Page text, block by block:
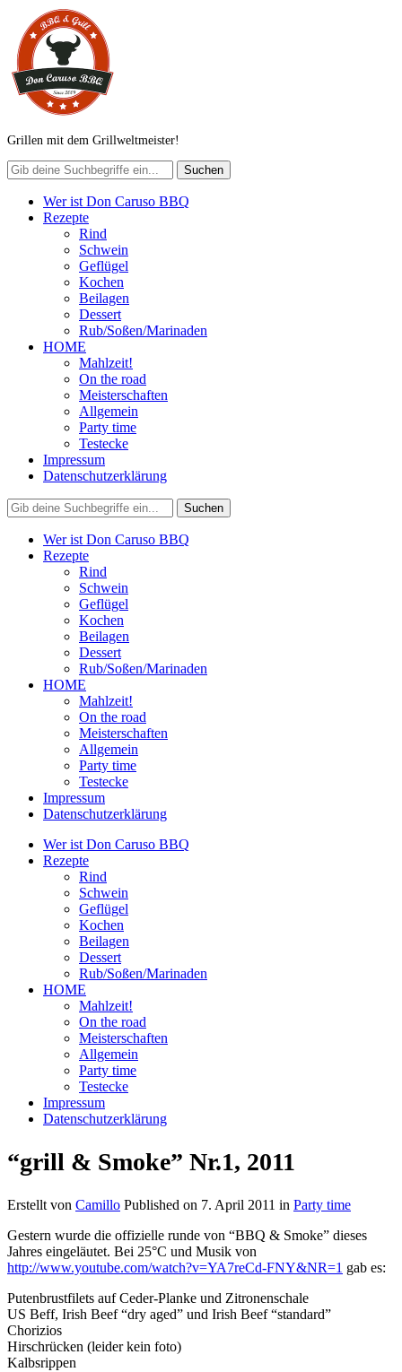
Grillen mit dem Grillweltmeister!
Wer ist Don Caruso BBQ
Rezepte
Rind
Schwein
Geflügel
Kochen
Beilagen
Dessert
Rub/Soßen/Marinaden
HOME
Mahlzeit!
On the road
Meisterschaften
Allgemein
Party time
Testecke
Impressum
Datenschutzerklärung
Wer ist Don Caruso BBQ
Rezepte
Rind
Schwein
Geflügel
Kochen
Beilagen
Dessert
Rub/Soßen/Marinaden
HOME
Mahlzeit!
On the road
Meisterschaften
Allgemein
Party time
Testecke
Impressum
Datenschutzerklärung
Wer ist Don Caruso BBQ
Rezepte
Rind
Schwein
Geflügel
Kochen
Beilagen
Dessert
Rub/Soßen/Marinaden
HOME
Mahlzeit!
On the road
Meisterschaften
Allgemein
Party time
Testecke
Impressum
Datenschutzerklärung
“grill & Smoke” Nr.1, 2011
Erstellt von Camillo Published on 7. April 2011 in Party time
Gestern wurde die offizielle runde von “BBQ & Smoke” dieses
Jahres eingeläutet. Bei 25°C und Musik von
http://www.youtube.com/watch?v=YA7reCd-FNY&NR=1 gab es:
Putenbrustfilets auf Ceder-Planke und Zitronenschale
US Beff, Irish Beef “dry aged” und Irish Beef “standard”
Chorizios
Hirschrücken (leider kein foto)
Kalbsrippen